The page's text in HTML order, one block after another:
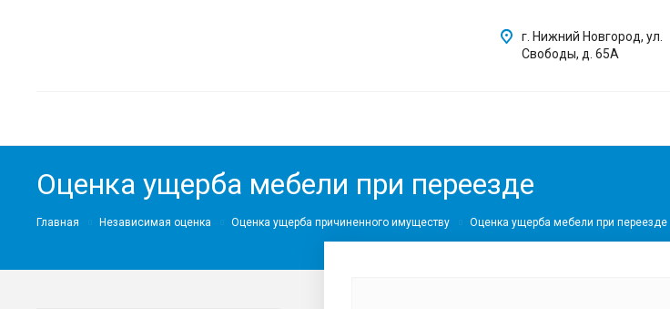
г. Нижний Новгород, ул.
Свободы, д. 65А
Оценка ущерба мебели при переезде
Главная Независимая оценка Оценка ущерба причиненного имуществу Оценка ущерба мебели при переезде